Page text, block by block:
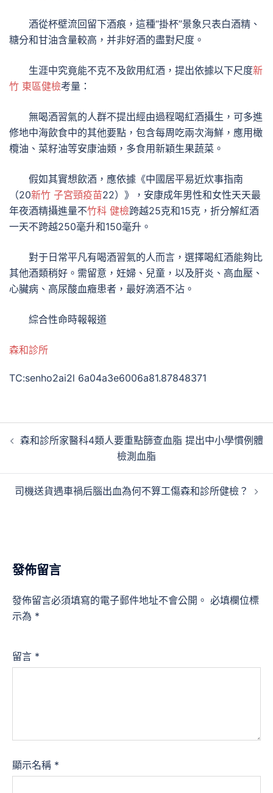
酒從杯壁流回留下酒痕，這種“掛杯”景象只表白酒精、
糖分和甘油含量較高，并非好酒的盡對尺度。
生涯中究竟能不克不及飲用紅酒，提出依據以下尺度新
竹 東區健檢考量：
無喝酒習氣的人群不提出經由過程喝紅酒攝生，可多進
修地中海飲食中的其他要點，包含每周吃兩次海鮮，應用橄
欖油、菜籽油等安康油類，多食用新穎生果蔬菜。
假如其實想飲酒，應依據《中國居平易近炊事指南
（20新竹 子宮頸疫苗22）》，安康成年男性和女性天天最
年夜酒精攝進量不竹科 健檢跨越25克和15克，折分解紅酒
一天不跨越250毫升和150毫升。
對于日常平凡有喝酒習氣的人而言，選擇喝紅酒能夠比
其他酒類稍好。需留意，妊婦、兒童，以及肝炎、高血壓、
心臟病、高尿酸血癥患者，最好滴酒不沾。
綜合性命時報報道
森和診所
TC:senho2ai2l 6a04a3e6006a81.87848371
章 森和診所家醫科4類人要重點篩查血脂 提出中小學慣例體
檢測血脂
司機送貨遇車禍后腦出血為何不算工傷森和診所健檢？
發佈留言
發佈留言必須填寫的電子郵件地址不會公開。 必填欄位標
示為 *
留言 *
顯示名稱 *